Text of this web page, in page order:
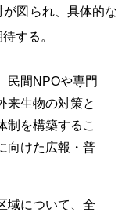
図られ、具体的な
する。
民間NPOや専門
来生物の対策と
制を構築するこ
向けた広報・普
域について、全